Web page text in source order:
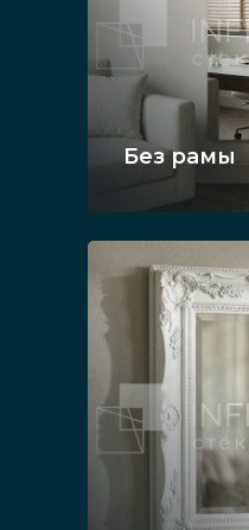
Без рамы